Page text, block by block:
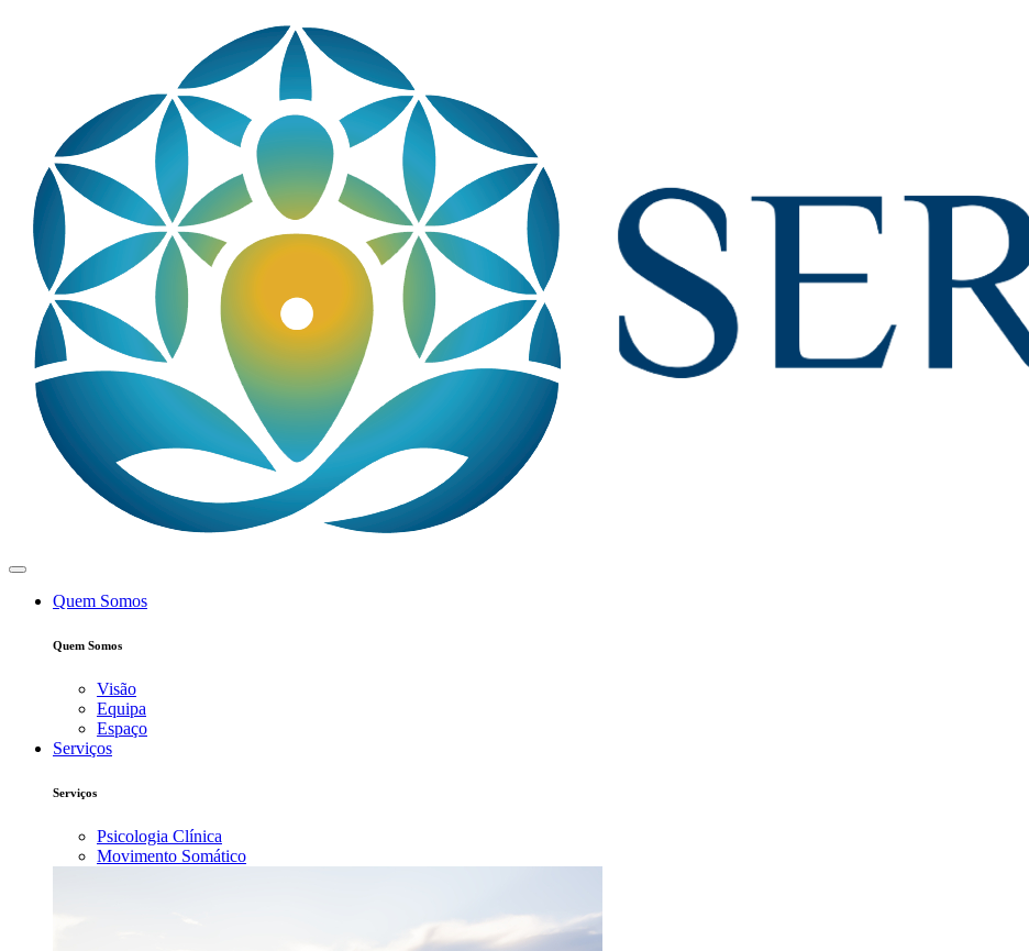
Quem Somos
Quem Somos
Visão
Equipa
Espaço
Serviços
Serviços
Psicologia Clínica
Movimento Somático